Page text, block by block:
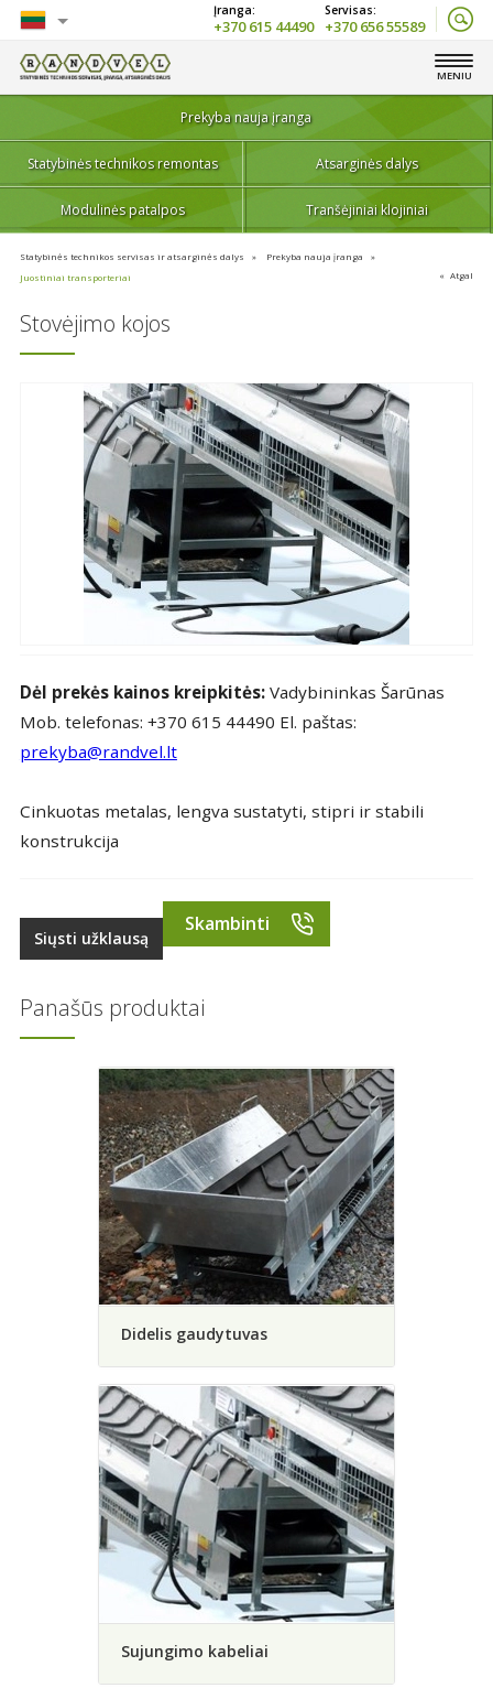
Lietuvių
English
+370 656 55589
+370 615 44490
MENIU
Prekyba nauja įranga
Statybinės technikos remontas Atsarginės dalys
Modulinės patalpos Tranšėjiniai klojiniai
Statybinės technikos servisas ir atsarginės dalys
Prekyba nauja įranga
Juostiniai transporteriai
Atgal
Stovėjimo kojos
Dėl prekės kainos kreipkitės:Vadybininkas Šarūnas
Mob. telefonas: +370 615 44490 El. paštas:
prekyba@randvel.lt
Cinkuotas metalas, lengva sustatyti, stipri ir stabili
konstrukcija
Skambinti
Siųsti užklausą
Panašūs produktai
Didelis gaudytuvas
Sujungimo kabeliai